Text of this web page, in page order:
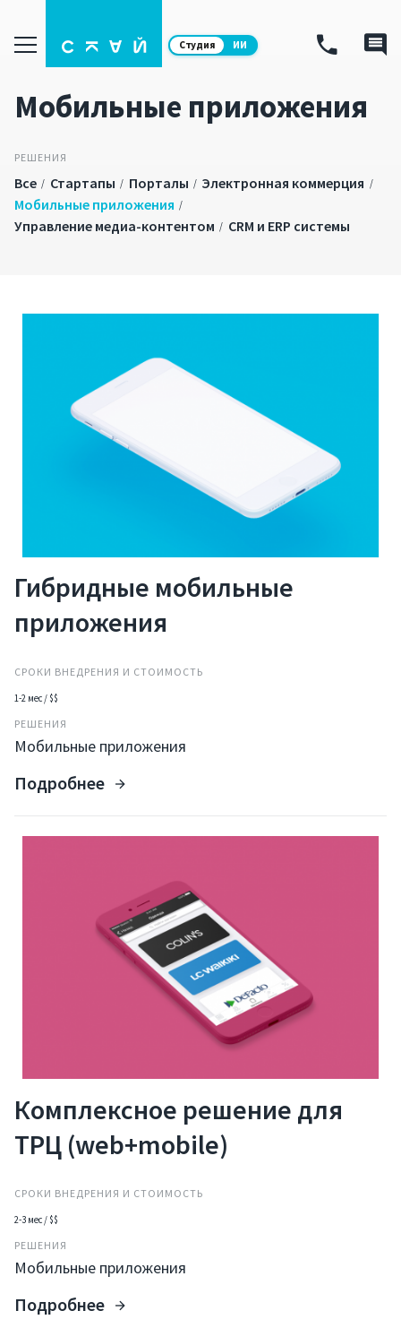
Студия ИИ
Мобильные приложения
РЕШЕНИЯ
Все / Стартапы / Порталы / Электронная коммерция /
Мобильные приложения /
Управление медиа-контентом / CRM и ERP системы
Гибридные мобильные
приложения
СРОКИ ВНЕДРЕНИЯ И СТОИМОСТЬ
1-2 мес / $$
РЕШЕНИЯ
Мобильные приложения
Подробнее
Комплексное решение для
ТРЦ (web+mobile)
СРОКИ ВНЕДРЕНИЯ И СТОИМОСТЬ
2-3 мес / $$
РЕШЕНИЯ
Мобильные приложения
Подробнее